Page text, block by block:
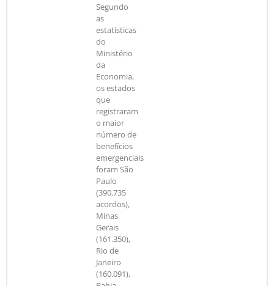
Segundo
as
estatísticas
do
Ministério
da
Economia,
os estados
que
registraram
o maior
número de
benefícios
emergenciais
foram São
Paulo
(390.735
acordos),
Minas
Gerais
(161.350),
Rio de
Janeiro
(160.091),